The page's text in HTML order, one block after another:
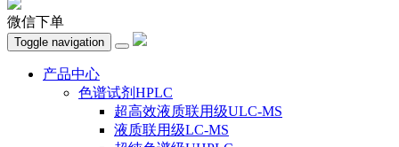
微信下单
Toggle navigation
产品中心
色谱试剂HPLC
超高效液质联用级ULC-MS
液质联用级LC-MS